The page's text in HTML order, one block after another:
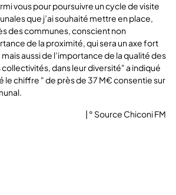
vous pour poursuivre un cycle de visite
que j’ai souhaité mettre en place,
des communes, conscient non
de la proximité, qui sera un axe fort
aussi de l’importance de la qualité des
collectivités, dans leur diversité" a indiqué
le chiffre " de près de 37 M€ consentie sur
| ° Source Chiconi FM